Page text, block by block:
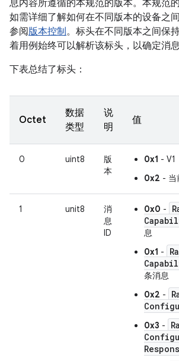
息内容所遵循的本规范的版本。本规范
如需详细了解如何在不同版本的设备之
参阅版本控制。标头在不同版本之间保
着用例始终可以解析该标头，以确定消息
下表总结了标头：
Octet
数据
类型
说
明
值
0 uint8
版
本
0x1 - V1
0x2 - 当
1 unit8
消
息
ID
0x0 -
息
0x1 -
条消息
0x2 -
0x3 -